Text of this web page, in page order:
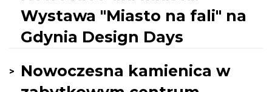
Wystawa "Miasto na fali" na
Gdynia Design Days
Nowoczesna kamienica w